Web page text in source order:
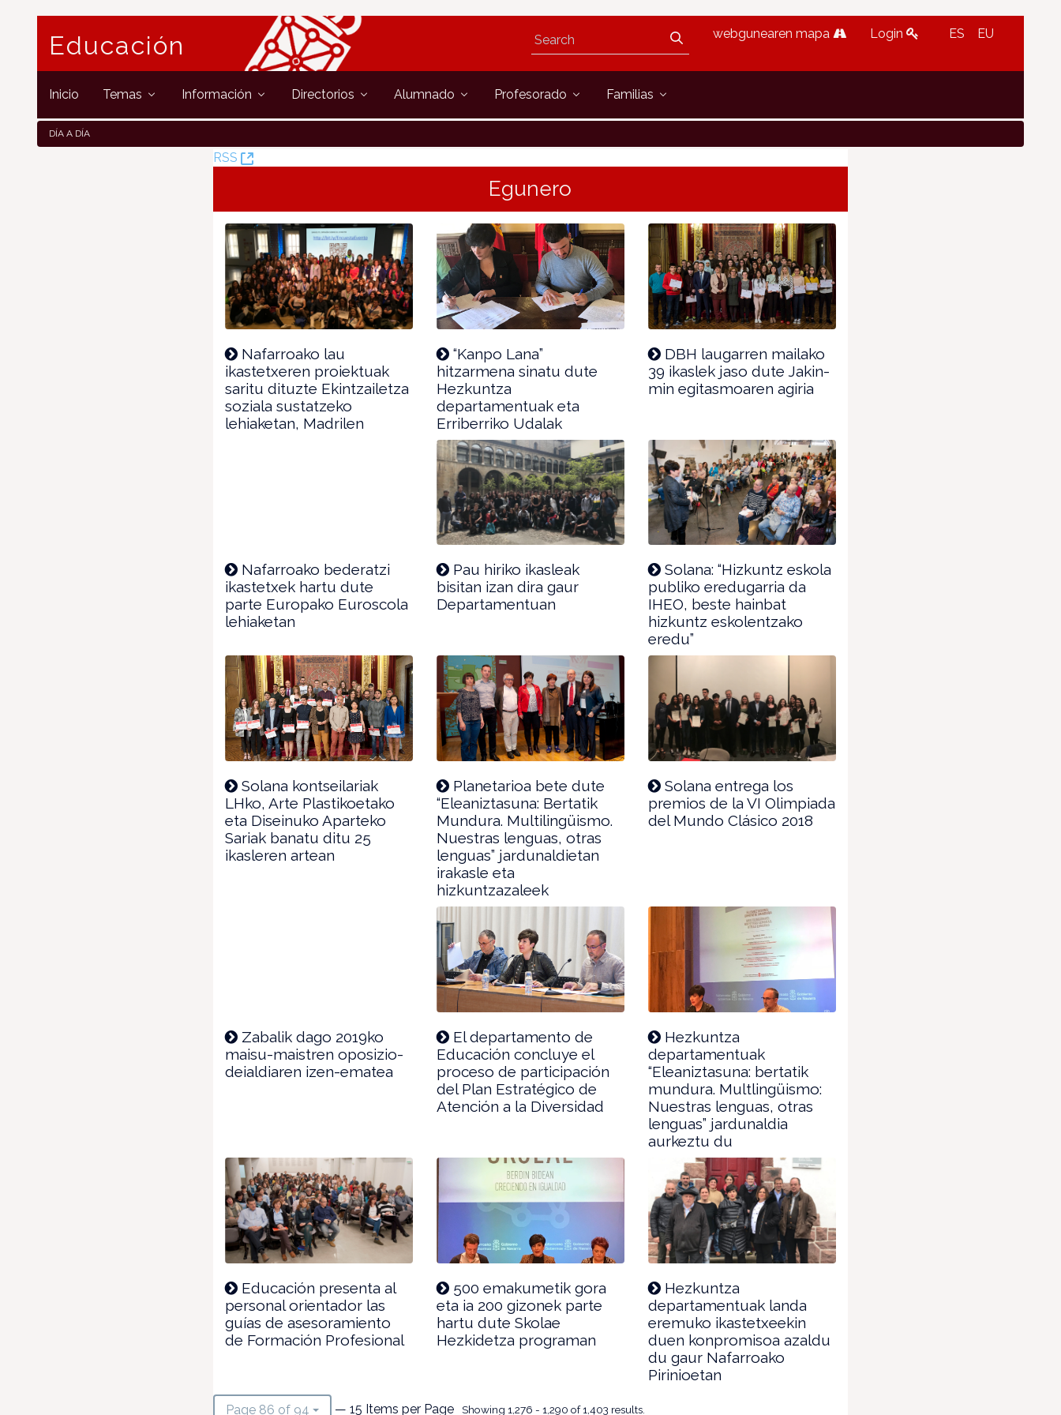
Educación webgunearen mapa Login ES EU
Inicio Temas Información Directorios Alumnado Profesorado Familias
DÍA A DÍA
RSS
(Opens
Egunero
Nafarroako lau
ikastetxeren proiektuak
saritu dituzte Ekintzailetza
soziala sustatzeko
lehiaketan, Madrilen
“Kanpo Lana”
hitzarmena sinatu dute
Hezkuntza
departamentuak eta
Erriberriko Udalak
DBH laugarren mailako
39 ikaslek jaso dute Jakin-
min egitasmoaren agiria
Nafarroako bederatzi
ikastetxek hartu dute
parte Europako Euroscola
lehiaketan
Pau hiriko ikasleak
bisitan izan dira gaur
Departamentuan
Solana: “Hizkuntz eskola
publiko eredugarria da
IHEO, beste hainbat
hizkuntz eskolentzako
eredu”
Solana kontseilariak
LHko, Arte Plastikoetako
eta Diseinuko Aparteko
Sariak banatu ditu 25
ikasleren artean
Planetarioa bete dute
“Eleaniztasuna: Bertatik
Mundura. Multilingüismo.
Nuestras lenguas, otras
lenguas” jardunaldietan
irakasle eta
hizkuntzazaleek
Solana entrega los
premios de la VI Olimpiada
del Mundo Clásico 2018
Zabalik dago 2019ko
maisu-maistren oposizio-
deialdiaren izen-ematea
El departamento de
Educación concluye el
proceso de participación
del Plan Estratégico de
Atención a la Diversidad
Hezkuntza
departamentuak
“Eleaniztasuna: bertatik
mundura. Multlingüismo:
Nuestras lenguas, otras
lenguas” jardunaldia
aurkeztu du
Educación presenta al
personal orientador las
guías de asesoramiento
de Formación Profesional
500 emakumetik gora
eta ia 200 gizonek parte
hartu dute Skolae
Hezkidetza programan
Hezkuntza
departamentuak landa
eremuko ikastetxeekin
duen konpromisoa azaldu
du gaur Nafarroako
Pirinioetan
Page 86 of 94 — 15 Items per Page Showing 1,276 - 1,290 of 1,403 results.